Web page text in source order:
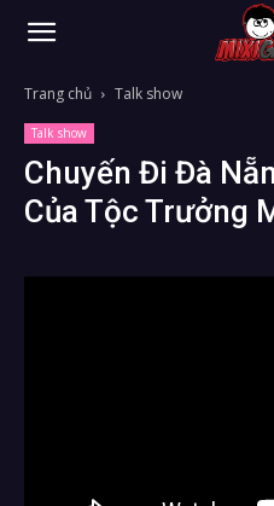
Trang chủ Talk show
Talk show
Chuyến Đi Đà
Của Tộc Trưởng